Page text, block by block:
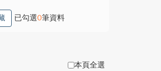
已勾選0筆資料
本頁全選